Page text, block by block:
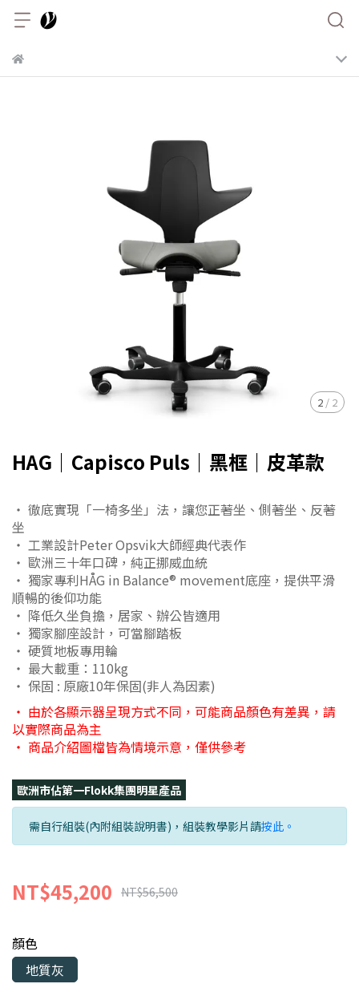
2 / 2
HAG｜Capisco Puls｜黑框｜皮革款
・ 徹底實現「一椅多坐」法，讓您正著坐、側著坐、反著
坐
・ 工業設計Peter Opsvik大師經典代表作
・ 歐洲三十年口碑，純正挪威血統
・ 獨家專利HÅG in Balance® movement底座，提供平滑
順暢的後仰功能
・ 降低久坐負擔，居家、辦公皆適用
・ 獨家腳座設計，可當腳踏板
・ 硬質地板專用輪
・ 最大載重：110kg
・ 保固 : 原廠10年保固(非人為因素)
・ 由於各顯示器呈現方式不同，可能商品顏色有差異，請
以實際商品為主
・ 商品介紹圖檔皆為情境示意，僅供參考
歐洲市佔第一Flokk集團明星產品
需自行組裝(內附組裝說明書)，組裝教學影片請按此。
NT$45,200 NT$56,500
顏色
地質灰